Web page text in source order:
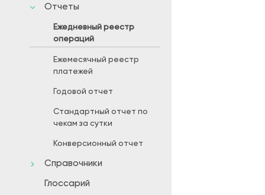
Отчеты
Ежедневный реестр
операций
Ежемесячный реестр
платежей
Годовой отчет
Стандартный отчет по
чекам за сутки
Конверсионный отчет
Справочники
Глоссарий